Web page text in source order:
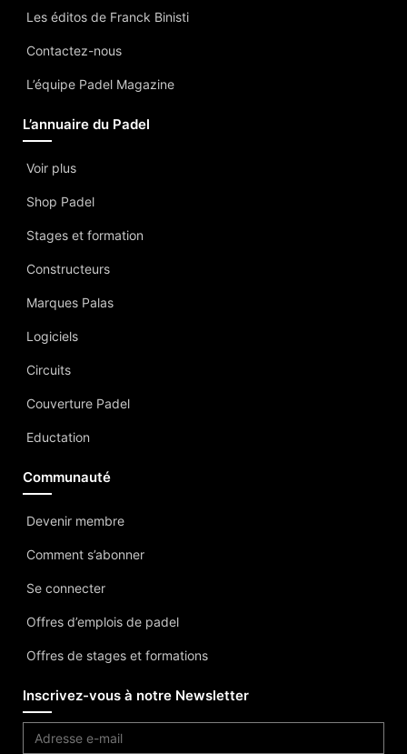
Les éditos de Franck Binisti
Contactez-nous
L’équipe Padel Magazine
L’annuaire du Padel
Voir plus
Shop Padel
Stages et formation
Constructeurs
Marques Palas
Logiciels
Circuits
Couverture Padel
Eductation
Communauté
Devenir membre
Comment s’abonner
Se connecter
Offres d’emplois de padel
Offres de stages et formations
Inscrivez-vous à notre Newsletter